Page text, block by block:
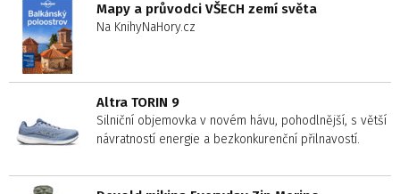
Mapy a průvodci VŠECH zemí světa
Na KnihyNaHory.cz
Altra TORIN 9
Silniční objemovka v novém hávu, pohodlnější, s větší
návratností energie a bezkonkurenční přilnavostí.